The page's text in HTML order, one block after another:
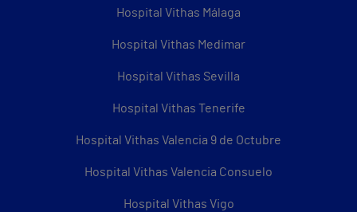
Hospital Vithas Málaga
Hospital Vithas Medimar
Hospital Vithas Sevilla
Hospital Vithas Tenerife
Hospital Vithas Valencia 9 de Octubre
Hospital Vithas Valencia Consuelo
Hospital Vithas Vigo